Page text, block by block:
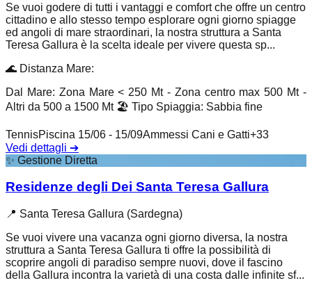
Se vuoi godere di tutti i vantaggi e comfort che offre un centro
cittadino e allo stesso tempo esplorare ogni giorno spiagge
ed angoli di mare straordinari, la nostra struttura a Santa
Teresa Gallura è la scelta ideale per vivere questa sp...
🌊 Distanza Mare:
Dal Mare: Zona Mare < 250 Mt - Zona centro max 500 Mt -
Altri da 500 a 1500 Mt 🏖️ Tipo Spiaggia: Sabbia fine
TennisPiscina 15/06 - 15/09Ammessi Cani e Gatti+33
Vedi dettagli ➔
✨ Gestione Diretta
Residenze degli Dei Santa Teresa Gallura
📍 Santa Teresa Gallura (Sardegna)
Se vuoi vivere una vacanza ogni giorno diversa, la nostra
struttura a Santa Teresa Gallura ti offre la possibilità di
scoprire angoli di paradiso sempre nuovi, dove il fascino
della Gallura incontra la varietà di una costa dalle infinite sf...